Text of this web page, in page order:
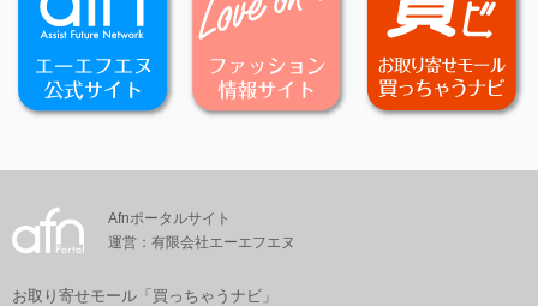
Afnポータルサイト
運営：有限会社エーエフエヌ
お取り寄せモール「買っちゃうナビ」